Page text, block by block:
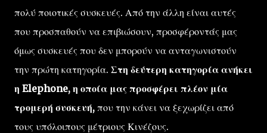
πολύ ποιοτικές συσκευές. Από την άλλη είναι αυτές
που προσπαθούν να επιβιώσουν, προσφέροντάς μας
όμως συσκευές που δεν μπορούν να ανταγωνιστούν
την πρώτη κατηγορία. Στη δεύτερη κατηγορία ανήκει
η Elephone, η οποία μας προσφέρει πλέον μία
τρομερή συσκευή, που την κάνει να ξεχωρίζει από
τους υπόλοιπους μέτριους Κινέζους.